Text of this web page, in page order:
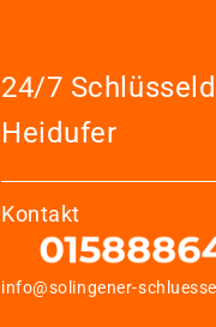
24/7
Heidufer
Kontakt
info@solingener-